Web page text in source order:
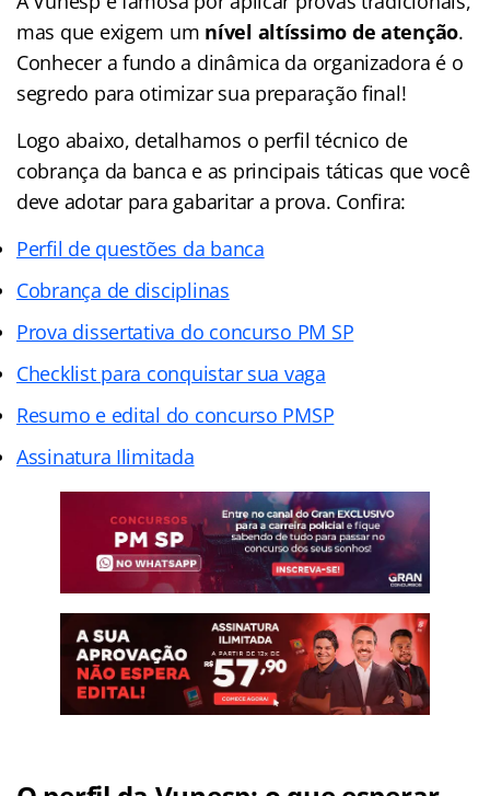
mas que exigem um nível altíssimo de atenção.
Conhecer a fundo a dinâmica da organizadora é o
segredo para otimizar sua preparação final!
Logo abaixo, detalhamos o perfil técnico de
cobrança da banca e as principais táticas que você
deve adotar para gabaritar a prova. Confira:
Perfil de questões da banca
Cobrança de disciplinas
Prova dissertativa do concurso PM SP
Checklist para conquistar sua vaga
Resumo e edital do concurso PMSP
Assinatura Ilimitada